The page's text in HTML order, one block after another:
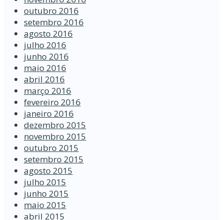
outubro 2016
setembro 2016
agosto 2016
julho 2016
junho 2016
maio 2016
abril 2016
março 2016
fevereiro 2016
janeiro 2016
dezembro 2015
novembro 2015
outubro 2015
setembro 2015
agosto 2015
julho 2015
junho 2015
maio 2015
abril 2015